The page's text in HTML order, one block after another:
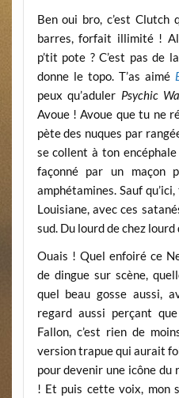
Ben oui bro, c’est Clutch
barres, forfait illimité !
p’tit pote ? C’est pas de
donne le topo. T’as aimé
peux qu’aduler Psychic
Avoue ! Avoue que tu ne
pète des nuques par
se collent à ton
façonné par un maçon
amphétamines. Sauf
Louisiane, avec ces
sud. Du lourd de chez lourd
Ouais ! Quel enfoiré ce
de dingue sur scène,
quel beau gosse aussi,
regard aussi perçant
Fallon, c’est rien de
version trapue qui aurait
pour devenir une icône du
! Et puis cette voix, mon